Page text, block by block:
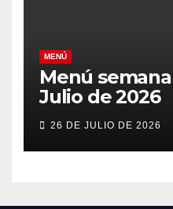
MENÚ
Menú
Julio de 2026
26 DE JULIO DE 2026